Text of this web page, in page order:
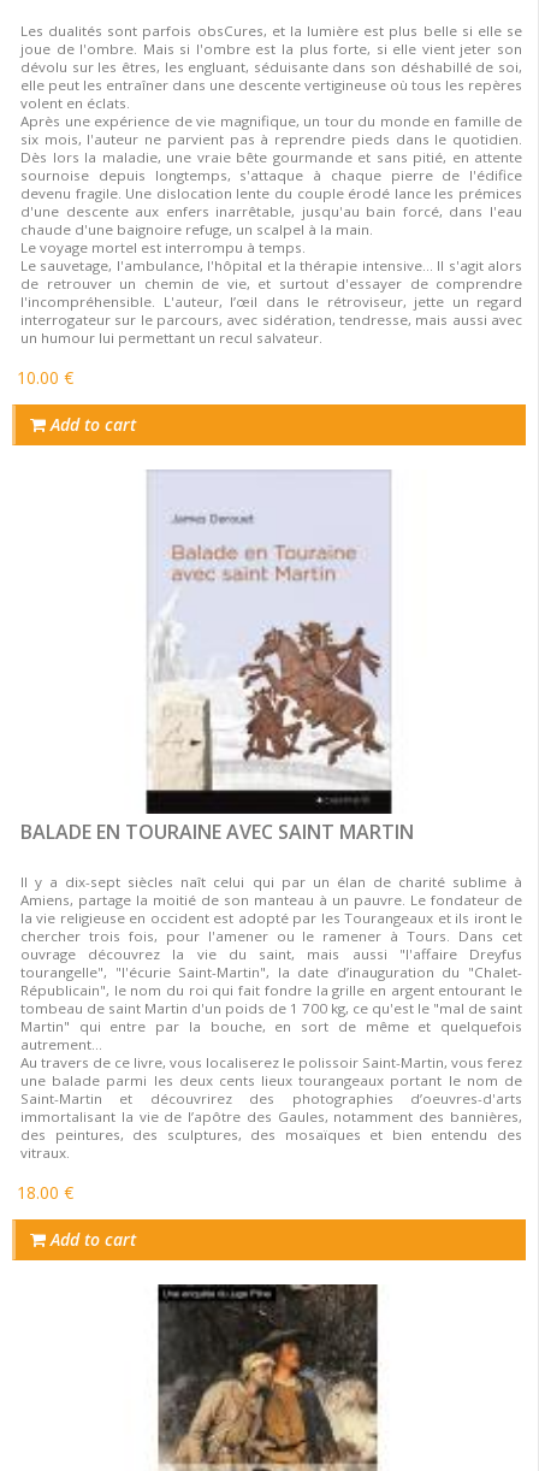
Les dualités sont parfois obsCures, et la lumière est plus belle si elle se
joue de l'ombre. Mais si l'ombre est la plus forte, si elle vient jeter son
dévolu sur les êtres, les engluant, séduisante dans son déshabillé de soi,
elle peut les entraîner dans une descente vertigineuse où tous les repères
volent en éclats.
Après une expérience de vie magnifique, un tour du monde en famille de
six mois, l'auteur ne parvient pas à reprendre pieds dans le quotidien.
Dès lors la maladie, une vraie bête gourmande et sans pitié, en attente
sournoise depuis longtemps, s'attaque à chaque pierre de l'édifice
devenu fragile. Une dislocation lente du couple érodé lance les prémices
d'une descente aux enfers inarrêtable, jusqu'au bain forcé, dans l'eau
chaude d'une baignoire refuge, un scalpel à la main.
Le voyage mortel est interrompu à temps.
Le sauvetage, l'ambulance, l'hôpital et la thérapie intensive... Il s'agit alors
de retrouver un chemin de vie, et surtout d'essayer de comprendre
l'incompréhensible. L'auteur, l’œil dans le rétroviseur, jette un regard
interrogateur sur le parcours, avec sidération, tendresse, mais aussi avec
un humour lui permettant un recul salvateur.
10.00 €
Add to cart
BALADE EN TOURAINE AVEC SAINT MARTIN
Il y a dix-sept siècles naît celui qui par un élan de charité sublime à
Amiens, partage la moitié de son manteau à un pauvre. Le fondateur de
la vie religieuse en occident est adopté par les Tourangeaux et ils iront le
chercher trois fois, pour l'amener ou le ramener à Tours. Dans cet
ouvrage découvrez la vie du saint, mais aussi "l'affaire Dreyfus
tourangelle", "l'écurie Saint-Martin", la date d’inauguration du "Chalet-
Républicain", le nom du roi qui fait fondre la grille en argent entourant le
tombeau de saint Martin d'un poids de 1 700 kg, ce qu'est le "mal de saint
Martin" qui entre par la bouche, en sort de même et quelquefois
autrement...
Au travers de ce livre, vous localiserez le polissoir Saint-Martin, vous ferez
une balade parmi les deux cents lieux tourangeaux portant le nom de
Saint-Martin et découvrirez des photographies d’oeuvres-d'arts
immortalisant la vie de l’apôtre des Gaules, notamment des bannières,
des peintures, des sculptures, des mosaïques et bien entendu des
vitraux.
18.00 €
Add to cart